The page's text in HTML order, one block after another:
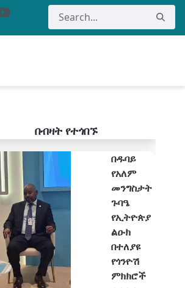
በብዛት የተጎበኙ
በዱባይ
የአለም
መንግስታት
ጉባዔ
የኢትዮጵያ
ልዑክ
በተለያዩ
የጎንዮሽ
ምክክሮች